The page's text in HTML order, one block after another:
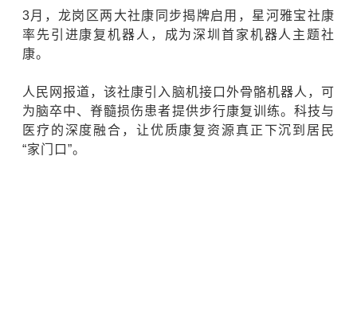
3月，龙岗区两大社康同步揭牌启用，星河雅宝社康
率先引进康复机器人，成为深圳首家机器人主题社
康。
人民网报道，该社康引入脑机接口外骨骼机器人，可
为脑卒中、脊髓损伤 患者提供步行康复训练。科技与
医疗的深度融合，让优质康复资源真正下沉到居民
“家门口”。